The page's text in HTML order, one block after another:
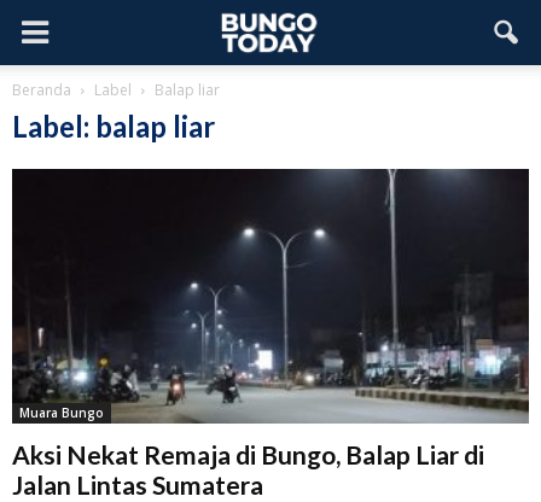
Beranda Label Balap liar
Label: balap liar
Muara Bungo
Aksi Nekat Remaja di Bungo, Balap Liar di
Jalan Lintas Sumatera